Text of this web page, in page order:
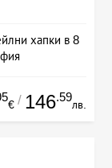
хапки в 8
€ / 146.59
лв.